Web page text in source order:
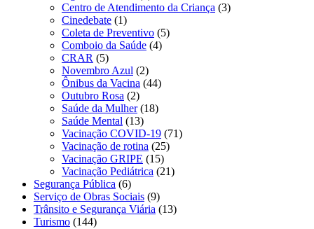
Centro de Atendimento da Criança (3)
Cinedebate (1)
Coleta de Preventivo (5)
Comboio da Saúde (4)
CRAR (5)
Novembro Azul (2)
Ônibus da Vacina (44)
Outubro Rosa (2)
Saúde da Mulher(18)
Saúde Mental (13)
Vacinação COVID-19 (71)
Vacinação de rotina (25)
Vacinação GRIPE (15)
Vacinação Pediátrica (21)
Segurança Pública (6)
Serviço de Obras Sociais (9)
Trânsito e Segurança Viária (13)
Turismo (144)